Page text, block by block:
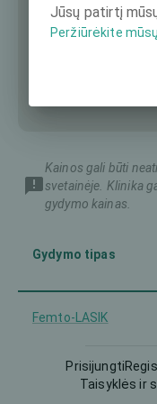
Kainos gali būti
svetainėje. Klinika
gydymo kainas.
Gydymo tipas
Femto-LASIK
Implantuojamas
lęšis (ICL)
Prisijungti
Taisyklės ir
Jūsų patirtį
Peržiūrėkite